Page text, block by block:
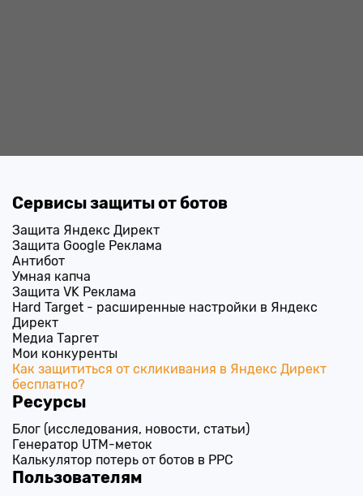
Сервисы защиты от ботов
Защита Яндекс Директ
Защита Google Реклама
Антибот
Умная капча
Защита VK Реклама
Hard Target - расширенные настройки в Яндекс
Директ
Медиа Таргет
Мои конкуренты
Как защититься от скликивания в Яндекс Директ
бесплатно?
Ресурсы
Блог (исследования, новости, статьи)
Генератор UTM-меток
Калькулятор потерь от ботов в PPC
Пользователям